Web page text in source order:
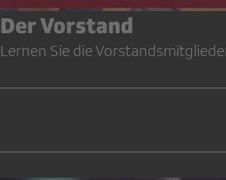
Der Vorstand
Lernen Sie die